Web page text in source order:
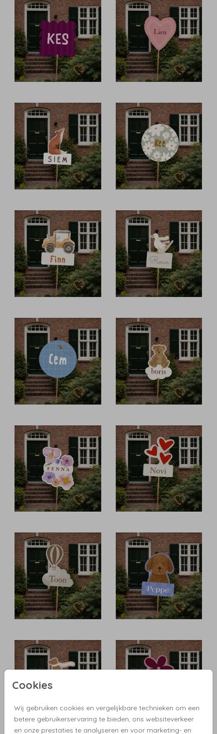
Cookies
Wij gebruiken cookies en vergelijkbare technieken om een
betere gebruikerservaring te bieden, ons websiteverkeer
en onze prestaties te analyseren en voor marketing- en